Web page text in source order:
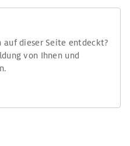
auf dieser Seite entdeckt?
von Ihnen und